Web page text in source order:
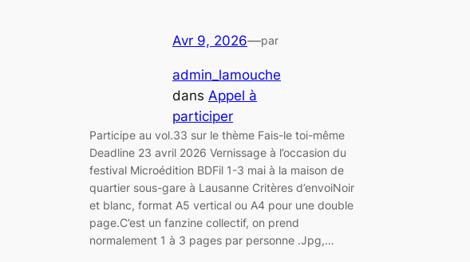
Avr 9, 2026—par
admin_lamouche
dans Appel à
participer
Participe au vol.33 sur le thème Fais-le toi-même
Deadline 23 avril 2026 Vernissage à l’occasion du
festival Microédition BDFil 1-3 mai à la maison de
quartier sous-gare à Lausanne Critères d’envoiNoir
et blanc, format A5 vertical ou A4 pour une double
page.C’est un fanzine collectif, on prend
normalement 1 à 3 pages par personne .Jpg,…